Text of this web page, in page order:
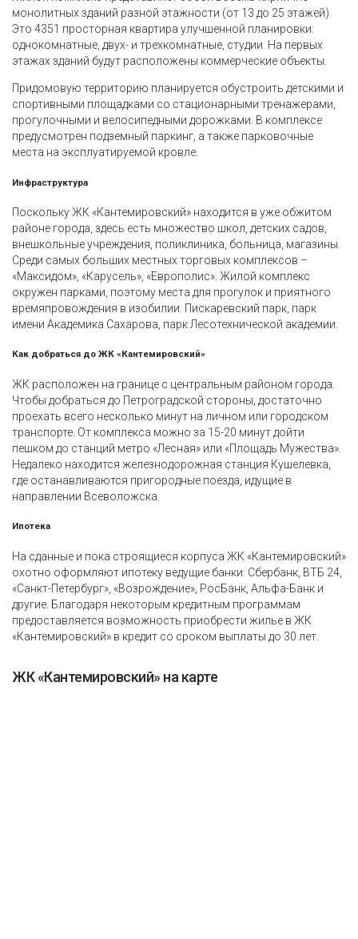
монолитных зданий разной этажности (от 13 до 25 этажей).
Это 4351 просторная квартира улучшенной планировки:
однокомнатные, двух- и трехкомнатные, студии. На первых
этажах зданий будут расположены коммерческие объекты.
Придомовую территорию планируется обустроить детскими и
спортивными площадками со стационарными тренажерами,
прогулочными и велосипедными дорожками. В комплексе
предусмотрен подземный паркинг, а также парковочные
места на эксплуатируемой кровле.
Инфраструктура
Поскольку ЖК «Кантемировский» находится в уже обжитом
районе города, здесь есть множество школ, детских садов,
внешкольные учреждения, поликлиника, больница, магазины.
Среди самых больших местных торговых комплексов –
«Максидом», «Карусель», «Европолис». Жилой комплекс
окружен парками, поэтому места для прогулок и приятного
времяпровождения в изобилии: Пискаревский парк, парк
имени Академика Сахарова, парк Лесотехнической академии.
Как добраться до ЖК «Кантемировский»
ЖК расположен на границе с центральным районом города.
Чтобы добраться до Петроградской стороны, достаточно
проехать всего несколько минут на личном или городском
транспорте. От комплекса можно за 15-20 минут дойти
пешком до станций метро «Лесная» или «Площадь Мужества».
Недалеко находится железнодорожная станция Кушелевка,
где останавливаются пригородные поезда, идущие в
направлении Всеволожска.
Ипотека
На сданные и пока строящиеся корпуса ЖК «Кантемировский»
охотно оформляют ипотеку ведущие банки: Сбербанк, ВТБ 24,
«Санкт-Петербург», «Возрождение», РосБанк, Альфа-Банк и
другие. Благодаря некоторым кредитным программам
предоставляется возможность приобрести жилье в ЖК
«Кантемировский» в кредит со сроком выплаты до 30 лет.
ЖК «Кантемировский» на карте